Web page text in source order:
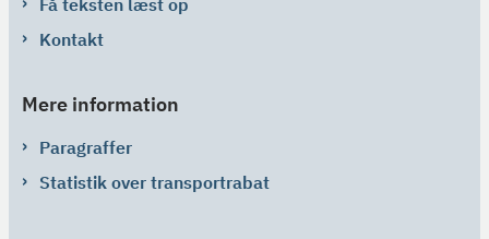
Få teksten læst op
Kontakt
Mere information
Paragraffer
Statistik over transportrabat